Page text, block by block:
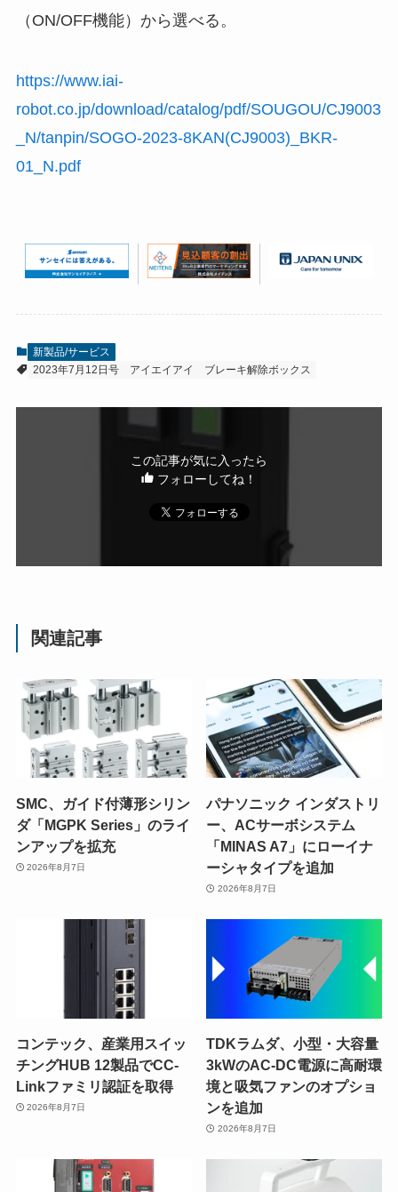
（ON/OFF機能）から選べる。
https://www.iai-
robot.co.jp/download/catalog/pdf/SOUGOU/CJ9003
_N/tanpin/SOGO-2023-8KAN(CJ9003)_BKR-
01_N.pdf
新製品/サービス
2023年7月12日号
アイエイアイ ブレーキ解除ボックス
この記事が気に入ったら
フォローしてね！
関連記事
SMC、ガイド付薄形シリン
ダ「MGPK Series」のライ
ンアップを拡充
2026年8月7日
パナソニック インダストリ
ー、ACサーボシステム
「MINAS A7」にローイナ
ーシャタイプを追加
2026年8月7日
コンテック、産業用スイッ
チングHUB 12製品でCC-
Linkファミリ認証を取得
2026年8月7日
TDKラムダ、小型・大容量
3kWのAC-DC電源に高耐環
境と吸気ファンのオプショ
ンを追加
2026年8月7日